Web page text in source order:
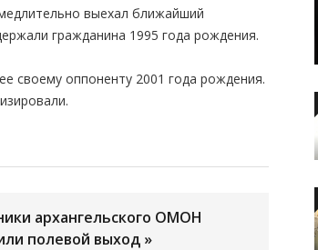
выехал ближайший
гражданина 1995 года рождения.
своему оппоненту 2001 года рождения.
архангельского ОМОН
полевой выход »